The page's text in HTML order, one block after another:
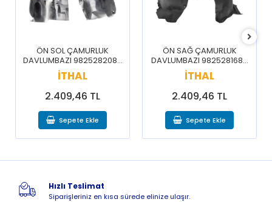
ÖN SOL ÇAMURLUK
DAVLUMBAZI 9825282080
/ 3008 5008 16-20
İTHAL
2.409,46 TL
Sepete Ekle
ÖN SAĞ ÇAMURLUK
DAVLUMBAZI 9825281680
/ 3008 5008 16-20
İTHAL
2.409,46 TL
Sepete Ekle
Hızlı Teslimat
Siparişleriniz en kısa sürede elinize ulaşır.